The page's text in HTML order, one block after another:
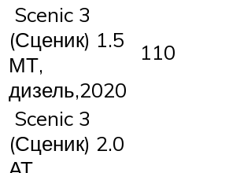
Scenic 3
(Сценик) 1.5
МТ,
дизель,2020
110
Scenic 3
(Сценик) 2.0